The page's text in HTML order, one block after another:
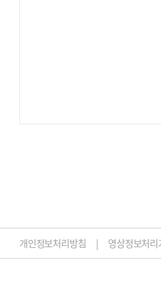
개인정보처리방침 영상정보처